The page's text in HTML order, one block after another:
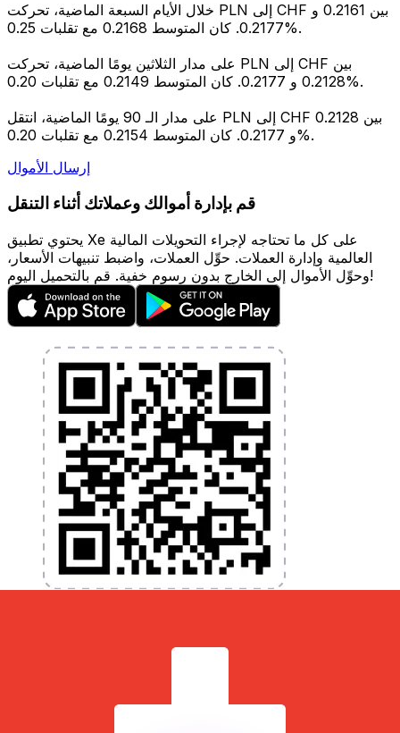
خلال الأيام السبعة الماضية، تحركت PLN إلى CHF بين 0.2161 و
0.2177. كان المتوسط 0.2168 مع تقلبات 0.25%.
على مدار الثلاثين يومًا الماضية، تحركت PLN إلى CHF بين
0.2128 و 0.2177. كان المتوسط 0.2149 مع تقلبات 0.20%.
على مدار الـ 90 يومًا الماضية، انتقل PLN إلى CHF بين 0.2128
و 0.2177. كان المتوسط 0.2154 مع تقلبات 0.20%.
إرسال الأموال
قم بإدارة أموالك وعملاتك أثناء التنقل
يحتوي تطبيق Xe على كل ما تحتاجه لإجراء التحويلات المالية
العالمية وإدارة العملات. حوِّل العملات، واضبط تنبيهات الأسعار،
وحوِّل الأموال إلى الخارج بدون رسوم خفية. قم بالتحميل اليوم!